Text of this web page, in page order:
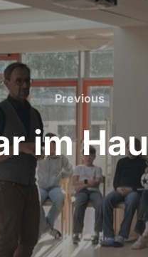
Previous
Previous
im